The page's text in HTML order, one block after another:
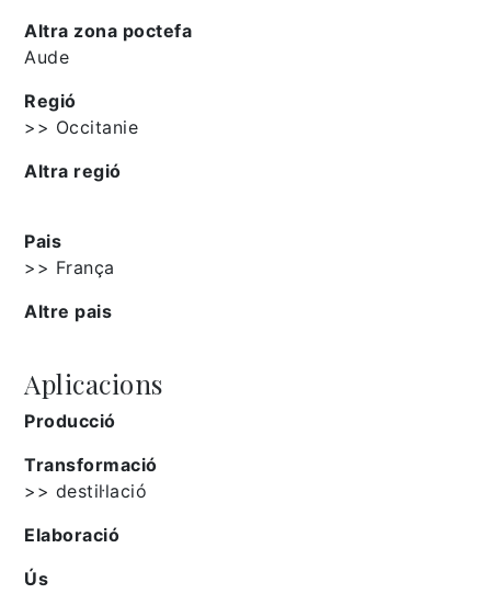
Altra zona poctefa
Aude
Regió
>> Occitanie
Altra regió
Pais
>> França
Altre pais
Aplicacions
Producció
Transformació
>> destil·lació
Elaboració
Ús